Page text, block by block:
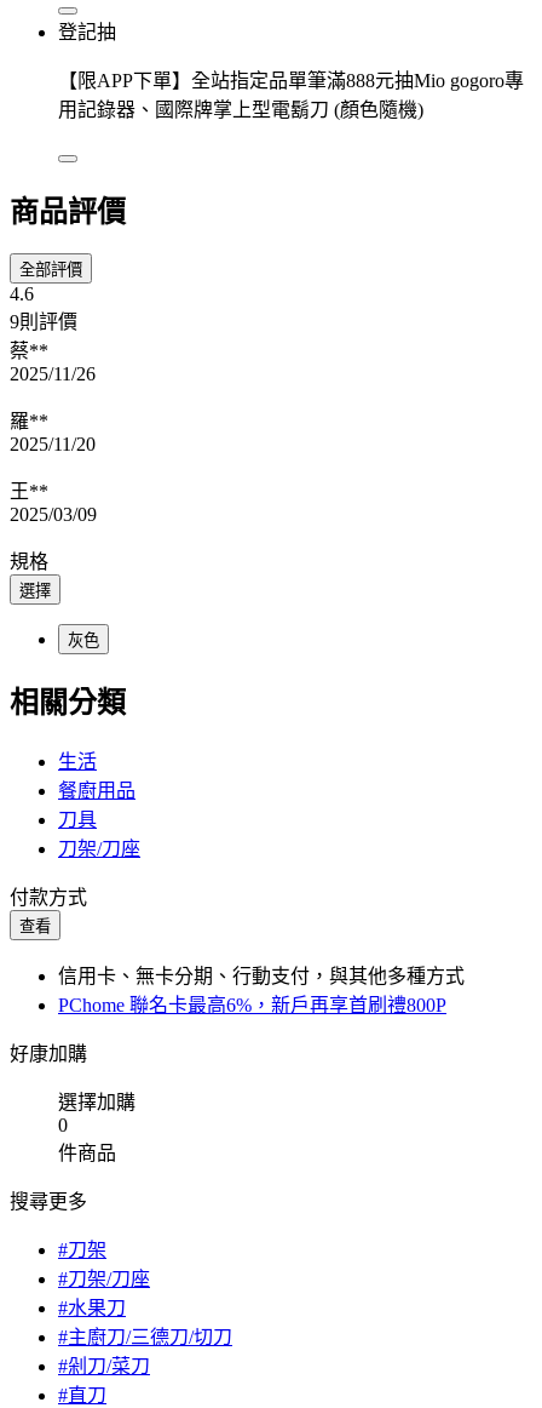
登記抽
【限APP下單】全站指定品單筆滿888元抽Mio gogoro專
用記錄器、國際牌掌上型電鬍刀 (顏色隨機)
商品評價
全部評價
4.6
9則評價
蔡**
2025/11/26
羅**
2025/11/20
王**
2025/03/09
規格
選擇
灰色
相關分類
生活
餐廚用品
刀具
刀架/刀座
付款方式
查看
信用卡、無卡分期、行動支付，與其他多種方式
PChome 聯名卡最高6%，新戶再享首刷禮800P
好康加購
選擇加購
0
件商品
搜尋更多
#刀架
#刀架/刀座
#水果刀
#主廚刀/三德刀/切刀
#剁刀/菜刀
#直刀